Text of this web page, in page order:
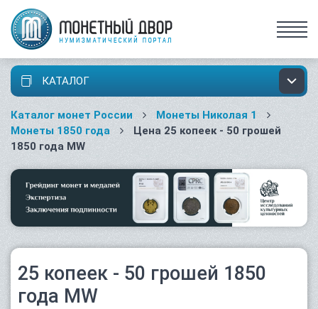
КАТАЛОГ
Каталог монет России
Монеты Николая 1
Монеты 1850 года
Цена 25 копеек - 50 грошей
1850 года MW
25 копеек - 50 грошей 1850
года MW